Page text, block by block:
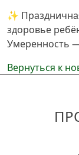
✨
здоровье
Умеренность
Вернуться к